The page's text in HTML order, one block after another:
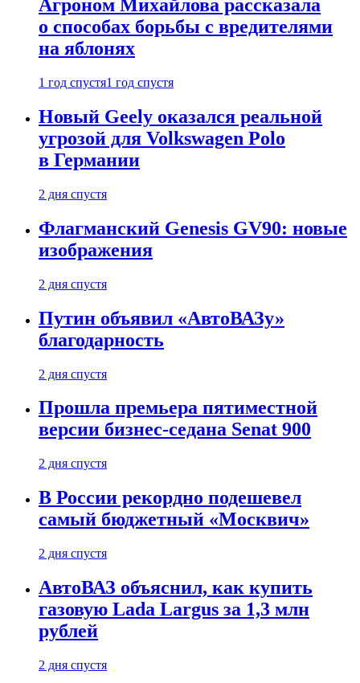
Агроном Михайлова рассказала
о способах борьбы с вредителями
на яблонях
1 год спустя1 год спустя
Новый Geely оказался реальной
угрозой для Volkswagen Polo
в Германии
2 дня спустя
Флагманский Genesis GV90: новые
изображения
2 дня спустя
Путин объявил «АвтоВАЗу»
благодарность
2 дня спустя
Прошла премьера пятиместной
версии бизнес-седана Senat 900
2 дня спустя
В России рекордно подешевел
самый бюджетный «Москвич»
2 дня спустя
АвтоВАЗ объяснил, как купить
газовую Lada Largus за 1,3 млн
рублей
2 дня спустя